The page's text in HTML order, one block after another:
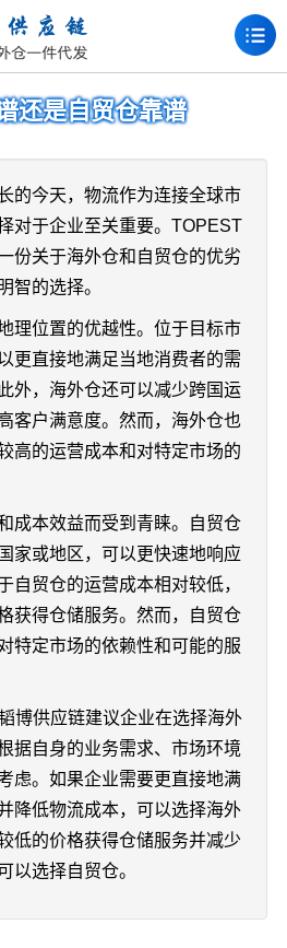
还是自贸仓靠谱
的今天，物流作为连接全球市
对于企业至关重要。TOPEST
份关于海外仓和自贸仓的优劣
智的选择。
理位置的优越性。位于目标市
更直接地满足当地消费者的需
外，海外仓还可以减少跨国运
客户满意度。然而，海外仓也
高的运营成本和对特定市场的
成本效益而受到青睐。自贸仓
家或地区，可以更快速地响应
自贸仓的运营成本相对较低，
获得仓储服务。然而，自贸仓
特定市场的依赖性和可能的服
博供应链建议企业在选择海外
据自身的业务需求、市场环境
虑。如果企业需要更直接地满
降低物流成本，可以选择海外
低的价格获得仓储服务并减少
以选择自贸仓。